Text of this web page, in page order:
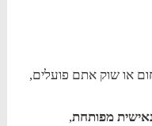
או שוק אתם פועלים,
מפותחת,